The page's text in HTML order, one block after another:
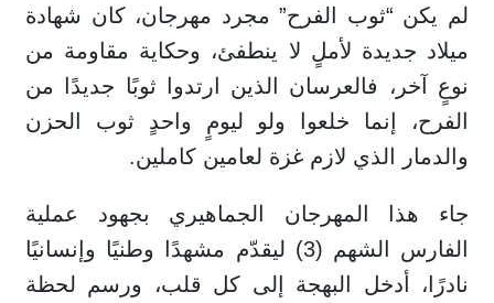
لم يكن “ثوب الفرح” مجرد مهرجان، كان شهادة
ميلاد جديدة لأملٍ لا ينطفئ، وحكاية مقاومة من
نوعٍ آخر، فالعرسان الذين ارتدوا ثوبًا جديدًا من
الفرح، إنما خلعوا ولو ليومٍ واحدٍ ثوب الحزن
والدمار الذي لازم غزة لعامين كاملين.
جاء هذا المهرجان الجماهيري بجهود عملية
الفارس الشهم (3) ليقدّم مشهدًا وطنيًا وإنسانيًا
نادرًا، أدخل البهجة إلى كل قلب، ورسم لحظة